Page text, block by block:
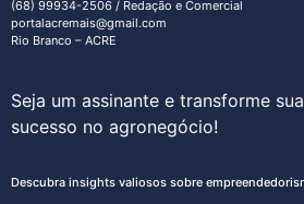
(68) 99934-2506 / Redação e Comercial
portalacremais@gmail.com
Rio Branco – ACRE
Seja um assinante e transforme
sucesso no agronegócio!
Descubra insights valiosos sobre